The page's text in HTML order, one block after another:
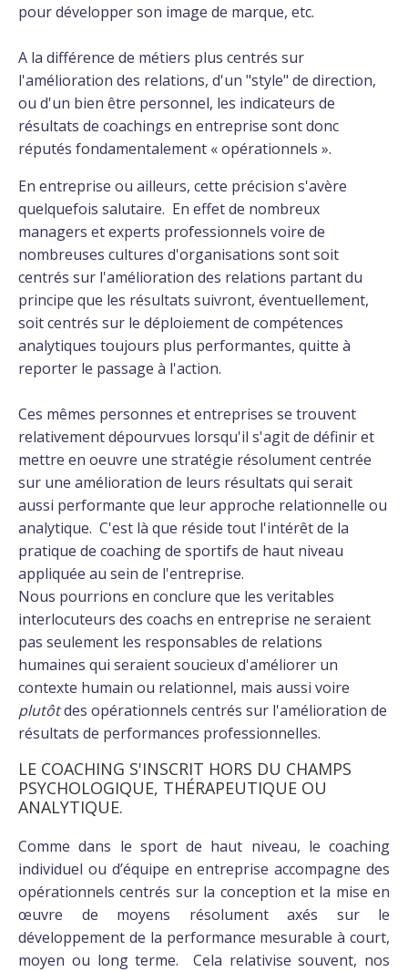
pour développer son image de marque, etc.
A la différence de métiers plus centrés sur
l'amélioration des relations, d'un "style" de direction,
ou d'un bien être personnel, les indicateurs de
résultats de coachings en entreprise sont donc
réputés fondamentalement « opérationnels ».
En entreprise ou ailleurs, cette précision s'avère
quelquefois salutaire. En effet de nombreux
managers et experts professionnels voire de
nombreuses cultures d'organisations sont soit
centrés sur l'amélioration des relations partant du
principe que les résultats suivront, éventuellement,
soit centrés sur le déploiement de compétences
analytiques toujours plus performantes, quitte à
reporter le passage à l'action.
Ces mêmes personnes et entreprises se trouvent
relativement dépourvues lorsqu'il s'agit de définir et
mettre en oeuvre une stratégie résolument centrée
sur une amélioration de leurs résultats qui serait
aussi performante que leur approche relationnelle ou
analytique. C'est là que réside tout l'intérêt de la
pratique de coaching de sportifs de haut niveau
appliquée au sein de l'entreprise.
Nous pourrions en conclure que les veritables
interlocuteurs des coachs en entreprise ne seraient
pas seulement les responsables de relations
humaines qui seraient soucieux d'améliorer un
contexte humain ou relationnel, mais aussi voire
plutôtdes opérationnels centrés sur l'amélioration de
résultats de performances professionnelles.
LE COACHING S'INSCRIT HORS DU CHAMPS
PSYCHOLOGIQUE, THÉRAPEUTIQUE OU
ANALYTIQUE.
Comme dans le sport de haut niveau, le coaching
individuel ou d’équipe en entreprise accompagne des
opérationnels centrés sur la conception et la mise en
œuvre de moyens résolument axés sur le
développement de la performance mesurable à court,
moyen ou long terme. Cela relativise souvent, nos